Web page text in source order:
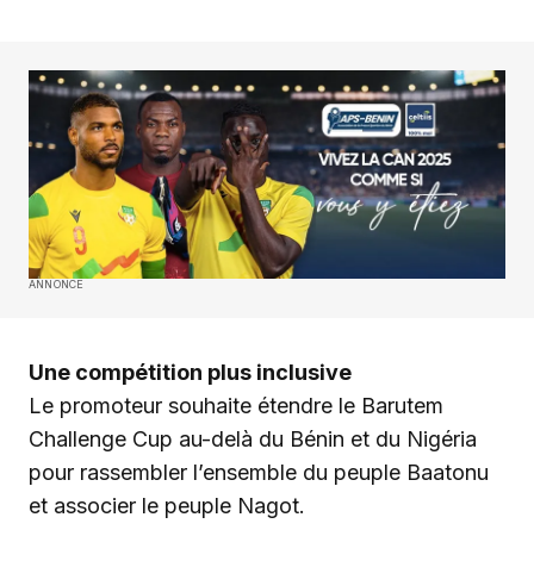
ANNONCE
Une compétition plus inclusive
Le promoteur souhaite étendre le Barutem
Challenge Cup au-delà du Bénin et du Nigéria
pour rassembler l’ensemble du peuple Baatonu
et associer le peuple Nagot.